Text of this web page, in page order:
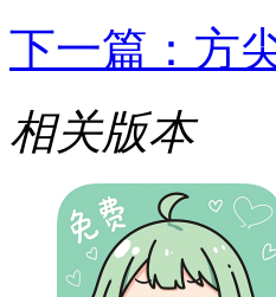
下一篇： 方
相关版本